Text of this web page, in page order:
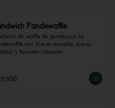
Pandewaffle
de waffle de pandeyuca by
con huevo revuelto, queso
y tocineta crocante.